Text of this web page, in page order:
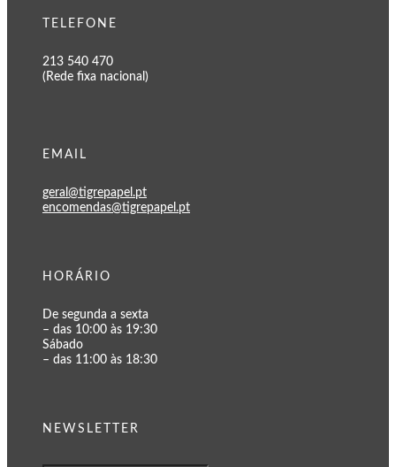
TELEFONE
213 540 470
(Rede fixa nacional)
EMAIL
geral@tigrepapel.pt
encomendas@tigrepapel.pt
HORÁRIO
De segunda a sexta
– das 10:00 às 19:30
Sábado
– das 11:00 às 18:30
NEWSLETTER